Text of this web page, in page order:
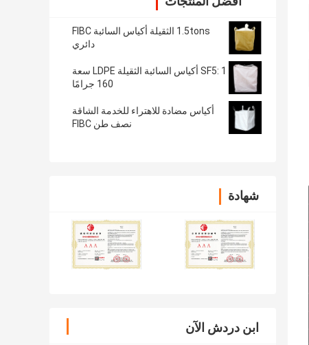
1.5tons الثقيلة أكياس السائبة FIBC
دائري
SF5: 1 أكياس السائبة الثقيلة LDPE سعة
160 جرامًا
أكياس مضادة للاهتراء للخدمة الشاقة
نصف طن FIBC
شهادة
ابن دردش الآن